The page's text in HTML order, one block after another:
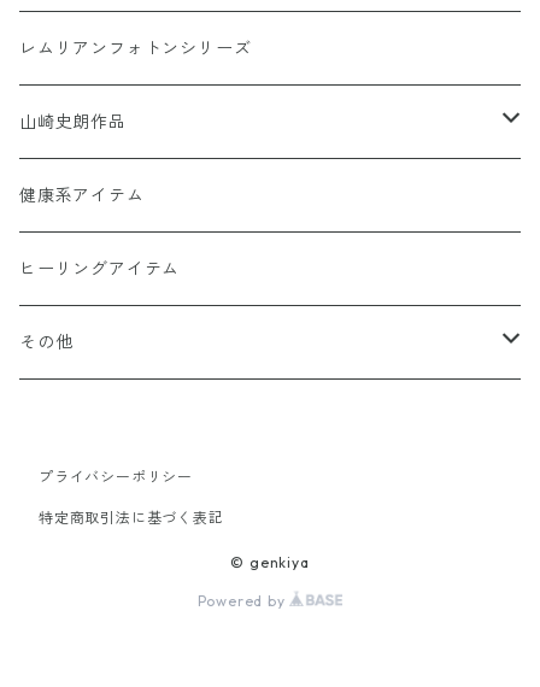
Soul Reclaim（ソウルレクイエム）シリーズ
その他のカード
1368イッテルミュージコCD
Hi-Ringo 孤独のライブCD1368
ヒーリンゴの仲間たちCD1368
Hi-Ringo Yah！ selection CD
レムリアンフォトンシリーズ
山崎史朗作品
幻妙鏡(万華鏡)
オーナメント（収納・飾り台)
水眠亭クラフト（その他作品）
健康系アイテム
ヒーリングアイテム
その他
【LHG 高濃度水素酸素発生装置】関連商品
プライバシーポリシー
特定商取引法に基づく表記
© genkiya
Powered by